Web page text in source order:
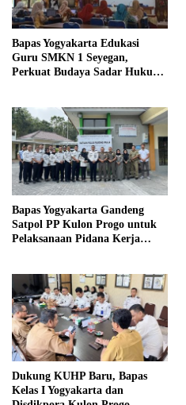
Bapas Yogyakarta Edukasi
Guru SMKN 1 Seyegan,
Perkuat Budaya Sadar Hukum
Bapas Yogyakarta Gandeng
Satpol PP Kulon Progo untuk
Pelaksanaan Pidana Kerja
Dukung KUHP Baru, Bapas
Kelas I Yogyakarta dan